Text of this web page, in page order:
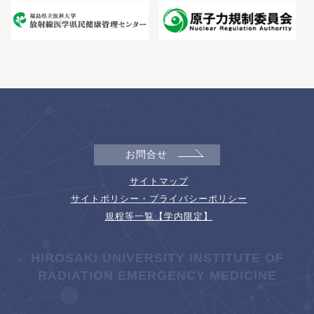
お問合せ
サイトマップ
サイトポリシー・プライバシーポリシー
規程等一覧【学内限定】
HIROSAKI UNIVERSITY INSTITUTE OF
RADIATION EMERGENCY MEDICINE